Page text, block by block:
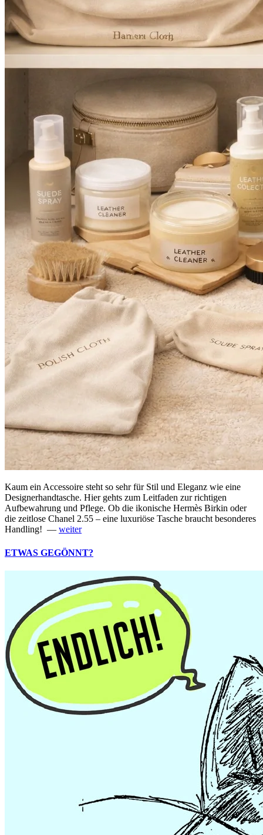
Kaum ein Accessoire steht so sehr für Stil und Eleganz wie eine
Designerhandtasche. Hier gehts zum Leitfaden zur richtigen
Aufbewahrung und Pflege. Ob die ikonische Hermès Birkin oder
die zeitlose Chanel 2.55 – eine luxuriöse Tasche braucht besonderes
Handling! — weiter
ETWAS GEGÖNNT?